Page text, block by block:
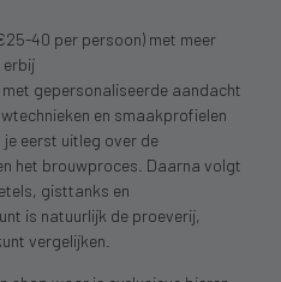
40 per persoon) met meer
erbij
gepersonaliseerde aandacht
en smaakprofielen
eerst uitleg over de
het brouwproces. Daarna volgt
gisttanks en
is natuurlijk de proeverij,
vergelijken.